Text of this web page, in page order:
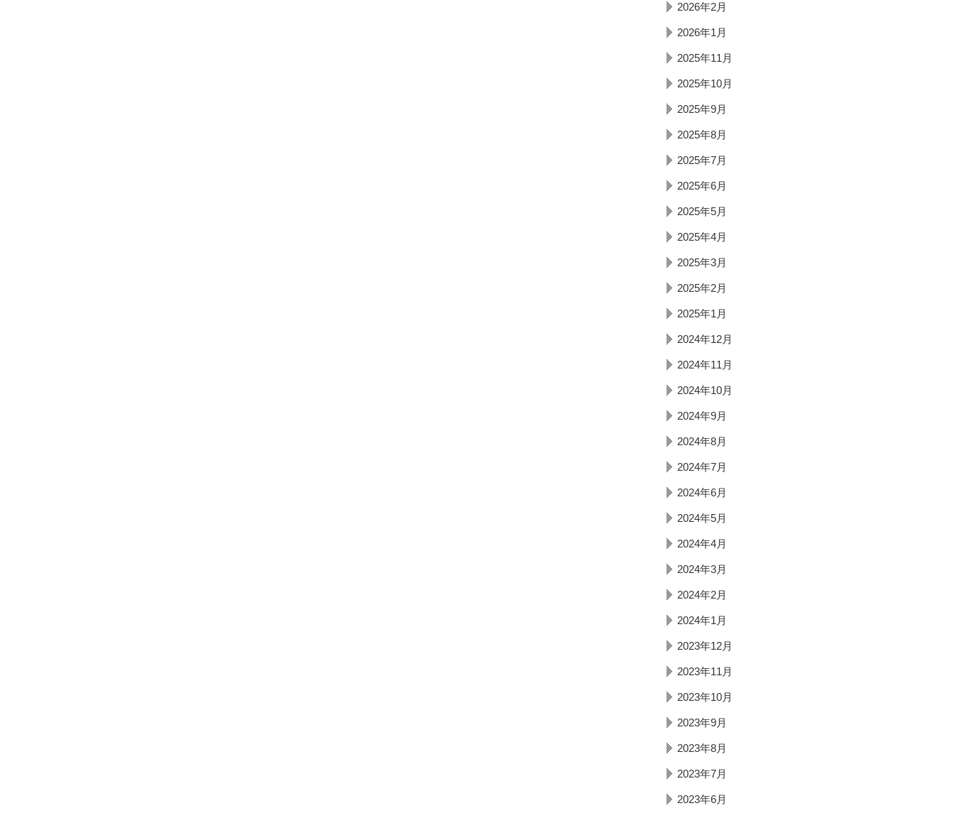
2026年2月
2026年1月
2025年11月
2025年10月
2025年9月
2025年8月
2025年7月
2025年6月
2025年5月
2025年4月
2025年3月
2025年2月
2025年1月
2024年12月
2024年11月
2024年10月
2024年9月
2024年8月
2024年7月
2024年6月
2024年5月
2024年4月
2024年3月
2024年2月
2024年1月
2023年12月
2023年11月
2023年10月
2023年9月
2023年8月
2023年7月
2023年6月